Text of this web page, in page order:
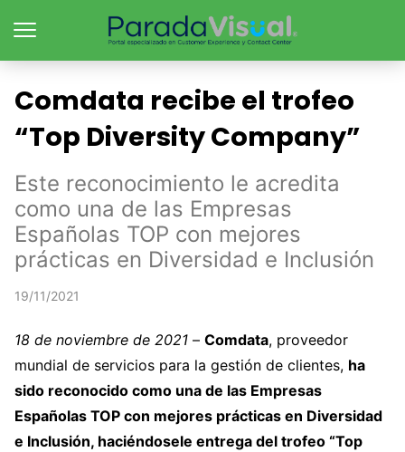
Comdata recibe el trofeo
“Top Diversity Company”
Este reconocimiento le acredita
como una de las Empresas
Españolas TOP con mejores
prácticas en Diversidad e Inclusión
19/11/2021
18 de noviembre de 2021 – Comdata, proveedor
mundial de servicios para la gestión de clientes, ha
sido reconocido como una de las Empresas
Españolas TOP con mejores prácticas en Diversidad
e Inclusión, haciéndosele entrega del trofeo “Top